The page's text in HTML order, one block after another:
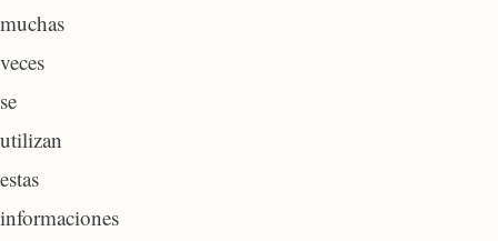
muchas
veces
se
utilizan
estas
informaciones